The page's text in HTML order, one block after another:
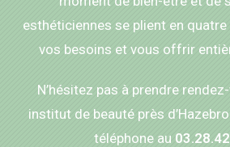
esthéticiennes se plient en
vos besoins et vous offrir
N’hésitez pas à prendre
institut de beauté près
téléphone au